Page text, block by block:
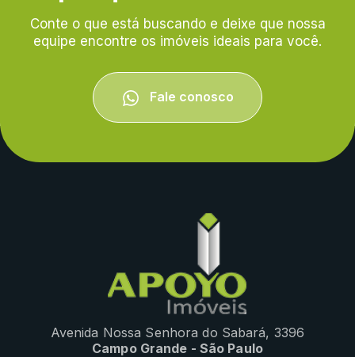
Conte o que está buscando e deixe que nossa
equipe encontre os imóveis ideais para você.
Fale conosco
Avenida Nossa Senhora do Sabará, 3396
Campo Grande - São Paulo